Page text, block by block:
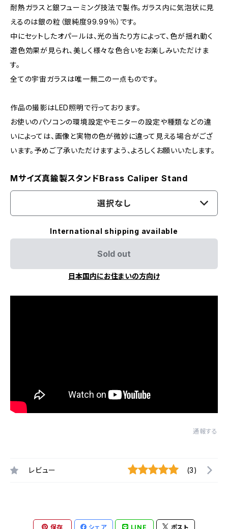
耐熱ガラスと銀フューミング技法で製作。ガラス内に気泡状に見
えるのは銀の粒（銀純度99.99％）です。
中にセットしたオパールは、光の当たり方によって、色が揺れ動く
遊色効果が見られ、美しく様々な色合いをお楽しみいただけま
す。
全ての宇宙ガラスは唯一無二の一点ものです。
作品の撮影はLED照明で行っております。
お使いのパソコンの環境設定やモニターの設定や種類などの違
いによっては、画像と実物の色が微妙に違って見える場合がござ
います。予めご了承いただけますよう、よろしくお願いいたします。
Mサイズ真鍮製スタンドBrass Caliper Stand
選択なし
International shipping available
Sold out
日本国内にお住まいの方向け
通報する
レビュー (3)
保存 シェア LINE ポスト